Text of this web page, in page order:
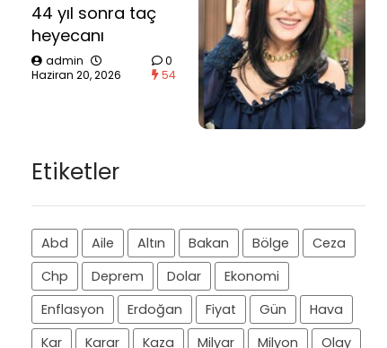
44 yıl sonra taç
heyecanı
admin
Haziran 20, 2026
0
54
Etiketler
Abd Aile Altın Bakan Bölge
Ceza
Chp
Deprem Dolar
Ekonomi
Enflasyon
Erdoğan Fiyat Gün
Hava
Kar
Karar Kaza Milyar Milyon
Olay